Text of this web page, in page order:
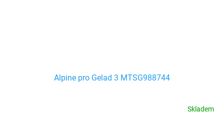
Alpine pro Gelad 3 MTSG988744
Skladem